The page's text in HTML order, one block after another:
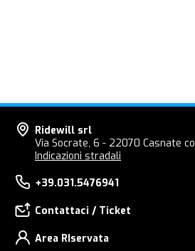
Ridewill srl
Via Socrate, 6 - 22070 Casnate
Indicazioni stradali
+39.031.5476941
Contattaci / Ticket
Area RIservata